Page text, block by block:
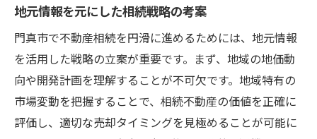
地元情報を元にした相続戦略の考案
門真市で不動産相続を円滑に進めるためには、地元情報
を活用した戦略の立案が重要です。まず、地域の地価動
向や開発計画を理解することが不可欠です。地域特有の
市場変動を把握することで、相続不動産の価値を正確に
評価し、適切な売却タイミングを見極めることが可能に